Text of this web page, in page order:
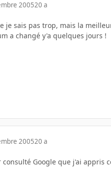
200520 a
je sais pas trop, mais la
a changé y'a quelques jours !
200520 a
consulté Google que j'ai appris